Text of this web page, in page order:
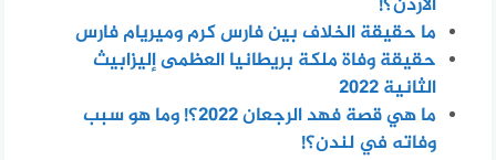
ما حقيقة الخلاف بين فارس كرم وميريام فارس
حقيقة وفاة ملكة بريطانيا العظمى إليزابيث
الثانية 2022
ما هي قصة فهد الرجعان 2022؟! وما هو سبب
وفاته في لندن؟!